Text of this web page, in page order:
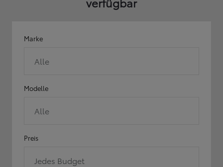
Marke
Alle
Modelle
Alle
Preis
Jedes Budget